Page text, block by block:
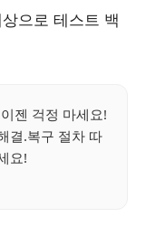
으로 테스트 백
젠 걱정 마세요!
결.복구 절차 따
요!